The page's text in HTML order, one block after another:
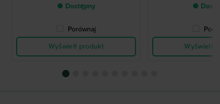
● Dostępny
Porównaj
Wyświetl produkt
●
Wyświetl